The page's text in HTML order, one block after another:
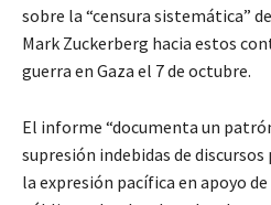
sobre la “censura sistemática”
Mark Zuckerberg hacia estos
guerra en Gaza el 7 de octubre.
El informe “documenta un
supresión indebidas de
la expresión pacífica en apoyo